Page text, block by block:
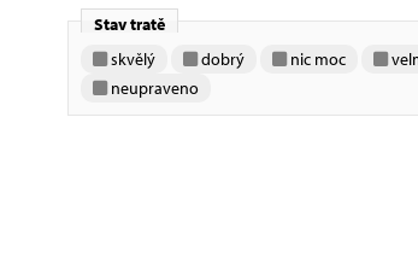
Stav tratě
skvělý
dobrý nic moc
neupraveno